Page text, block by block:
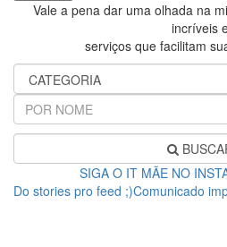
Vale a pena dar uma olhada na
incríveis
serviços que facilitam
SIGA O IT MÃE NO
Do stories pro feed ;)Comunicado